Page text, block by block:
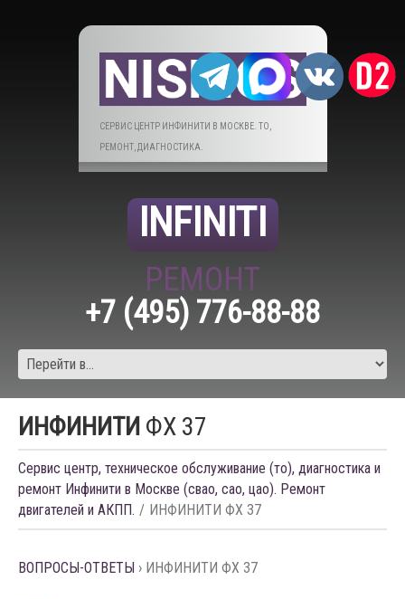
СЕРВИС ЦЕНТР ИНФИНИТИ В МОСКВЕ. ТО,
РЕМОНТ, ДИАГНОСТИКА.
INFINITI
РЕМОНТ
+7 (495) 776-88-88
ИНФИНИТИ ФХ 37
Сервис центр, техническое обслуживание (то), диагностика и
ремонт Инфинити в Москве (свао, сао, цао). Ремонт
двигателей и АКПП.
ИНФИНИТИ ФХ 37
ВОПРОСЫ-ОТВЕТЫ › ИНФИНИТИ ФХ 37